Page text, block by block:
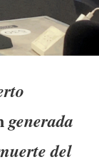
generada
del